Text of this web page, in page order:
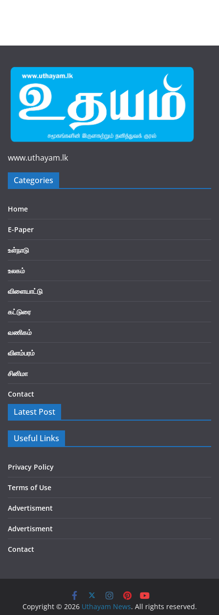
www.uthayam.lk
Categories
Home
E-Paper
உள்நாடு
உலகம்
விளையாட்டு
கட்டுரை
வணிகம்
விளம்பரம்
சினிமா
Contact
Latest Post
Useful Links
Privacy Policy
Terms of Use
Advertisment
Advertisment
Contact
Copyright © 2026 Uthayam News. All rights reserved.